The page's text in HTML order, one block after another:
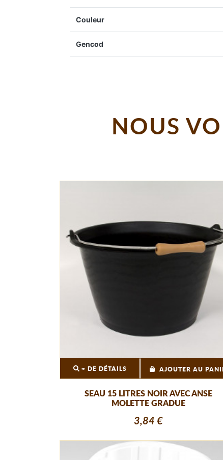
Couleur
Gencod
NOUS
+ DE DÉTAILS AJOUTER AU
SEAU 15 LITRES NOIR AVEC ANSE
MOLETTE GRADUE
3,84 €